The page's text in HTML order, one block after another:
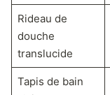
Rideau de
douche
translucide
Tapis de bain